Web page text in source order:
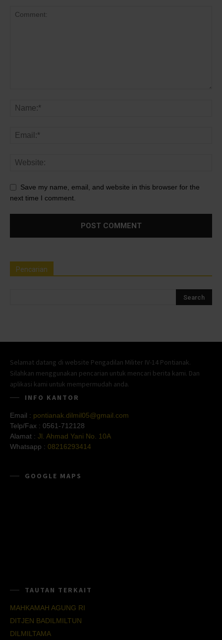
Save my name, email, and website in this browser for the
next time I comment.
Pencarian
Selamat datang di website Pengadilan Militer IV-14 Pontianak.
Silahkan menggunakan pencarian untuk mencari berita kami. Dan
aplikasi kami untuk mempermudah anda.
INFO KANTOR
Email : pontianak.dilmil05@gmail.com
Telp/Fax : 0561-712128
Alamat : Jl. Ahmad Yani No. 10A
Whatsapp : 08216293414
GOOGLE MAPS
TAUTAN TERKAIT
MAHKAMAH AGUNG RI
DITJEN BADILMILTUN
DILMILTAMA